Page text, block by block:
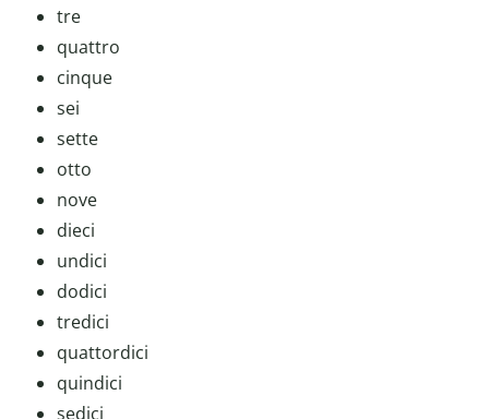
tre
quattro
cinque
sei
sette
otto
nove
dieci
undici
dodici
tredici
quattordici
quindici
sedici